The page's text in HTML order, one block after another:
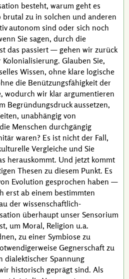
besteht, warum geht es
zu in solchen und anderen
autonom sind oder sich noch
Sie sagen, durch die
das passiert — gehen wir zurück
Glauben Sie,
Wissen, ohne klare logische
die Benützungsfähigkeit der
wodurch wir klar argumentieren
Begründungsdruck aussetzen,
unabhängig von
Menschen durchgängig
waren? Es ist nicht der Fall,
Vergleiche und Sie
herauskommt. Und jetzt kommt
Thesen zu diesem Punkt. Es
Evolution gesprochen haben —
erst ab einem bestimmten
der wissenschaftlich-
überhaupt unser Sensorium
um Moral, Religion u.a.
zu einer Symbiose zu
Gegnerschaft zu
dialektischer Spannung
historisch geprägt sind. Als